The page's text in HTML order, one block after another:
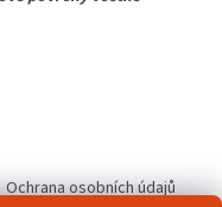
Ochrana osobních údajů